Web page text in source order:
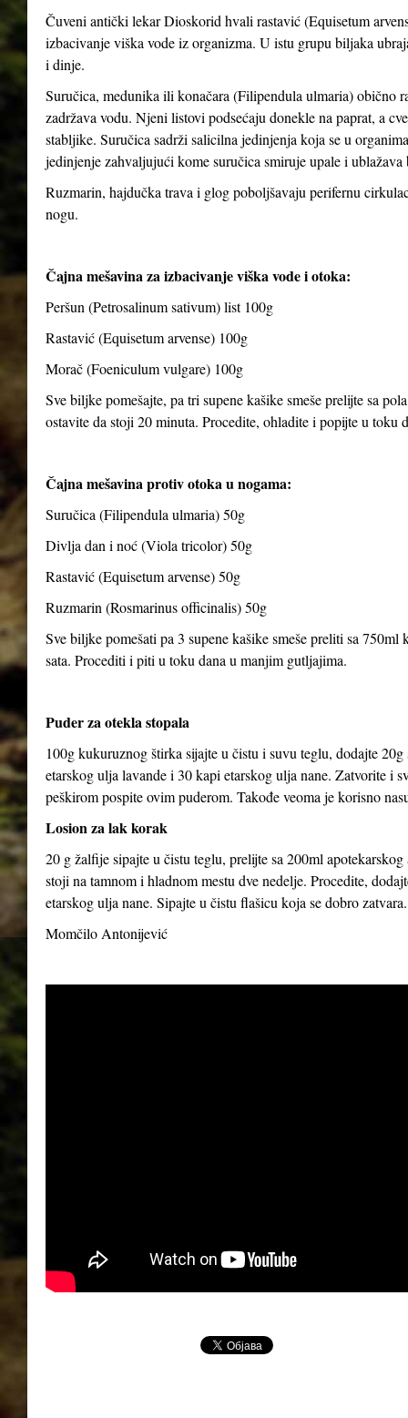
Čuveni antički lekar Dioskorid hvali rastavić (Equisetum
izbacivanje viška vode iz organizma. U istu grupu biljaka
i dinje.
Suručica, medunika ili konačara (Filipendula ulmaria) obično
zadržava vodu. Njeni listovi podsećaju donekle na paprat, a
stabljike. Suručica sadrži salicilna jedinjenja koja se u
jedinjenje zahvaljujući kome suručica smiruje upale i
Ruzmarin, hajdučka trava i glog poboljšavaju perifernu
nogu.
Čajna mešavina za izbacivanje viška vode i otoka:
Peršun (Petrosalinum sativum) list 100g
Rastavić (Equisetum arvense) 100g
Morač (Foeniculum vulgare) 100g
Sve biljke pomešajte, pa tri supene kašike smeše prelijte sa
ostavite da stoji 20 minuta. Procedite, ohladite i popijte u toku
Čajna mešavina protiv otoka u nogama:
Suručica (Filipendula ulmaria) 50g
Divlja dan i noć (Viola tricolor) 50g
Rastavić (Equisetum arvense) 50g
Ruzmarin (Rosmarinus officinalis) 50g
Sve biljke pomešati pa 3 supene kašike smeše preliti sa
sata. Procediti i piti u toku dana u manjim gutljajima.
Puder za otekla stopala
100g kukuruznog štirka sijajte u čistu i suvu teglu, dodajte
etarskog ulja lavande i 30 kapi etarskog ulja nane. Zatvorite i
peškirom pospite ovim puderom. Takođe veoma je korisno
Losion za lak korak
20 g žalfije sipajte u čistu teglu, prelijte sa 200ml
stoji na tamnom i hladnom mestu dve nedelje. Procedite,
etarskog ulja nane. Sipajte u čistu flašicu koja se dobro
Momčilo Antonijević